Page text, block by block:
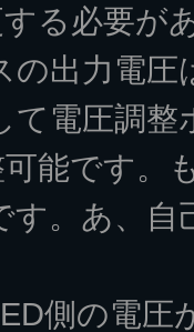
る必要が
の出力電圧
て電圧調整
能です。
す。あ、
側の電圧